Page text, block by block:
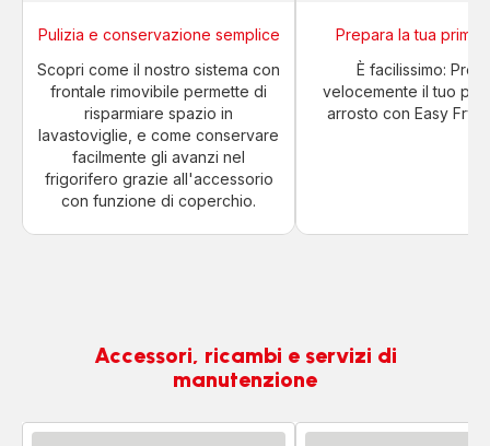
Pulizia e conservazione semplice
Scopri come il nostro sistema con
frontale rimovibile permette di
risparmiare spazio in
lavastoviglie, e come conservare
facilmente gli avanzi nel
frigorifero grazie all'accessorio
con funzione di coperchio.
Prepara la tua prima
È facilissimo:
velocemente il tuo
arrosto con Easy Fry
Accessori, ricambi e servizi di
manutenzione